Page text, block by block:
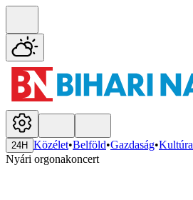
24H Közélet•Belföld•Gazdaság•Kultúra
Nyári orgonakoncert